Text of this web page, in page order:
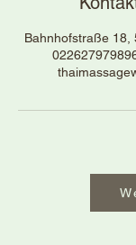
Bahnhofstraße 18,